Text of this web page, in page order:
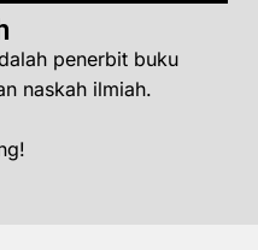
penerbit buku
naskah ilmiah.